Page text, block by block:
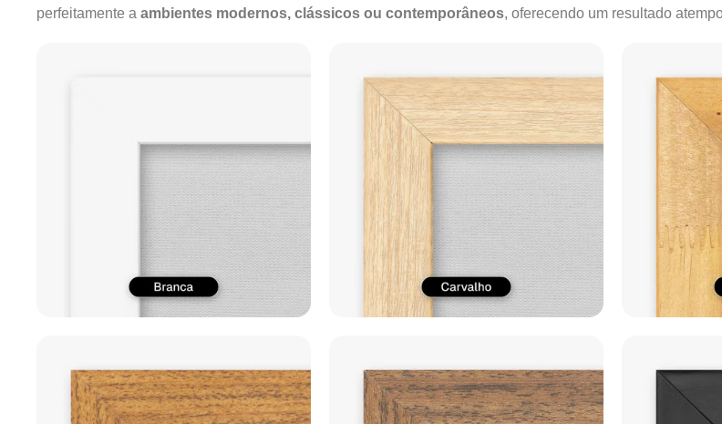
perfeitamente a ambientes modernos, clássicos ou contemporâneos, oferecendo um resultado